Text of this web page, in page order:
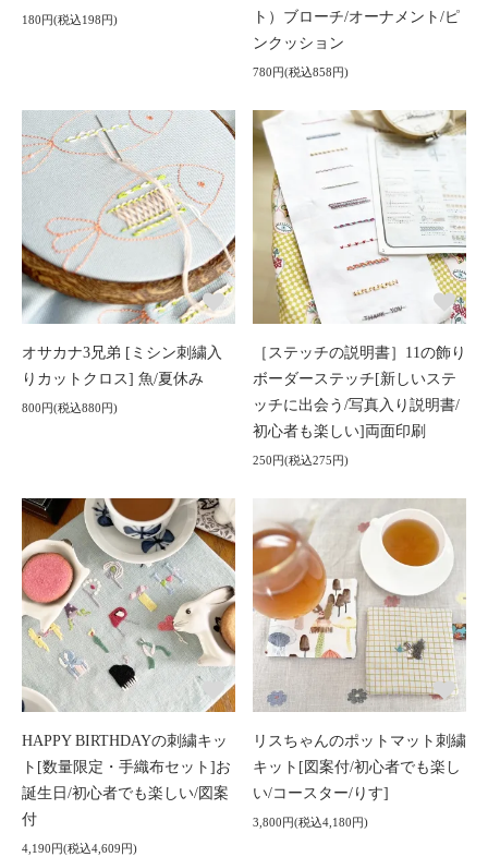
180円(税込198円)
ト）ブローチ/オーナメント/ピ
ンクッション
780円(税込858円)
オサカナ3兄弟 [ミシン刺繍入
りカットクロス] 魚/夏休み
800円(税込880円)
［ステッチの説明書］11の飾り
ボーダーステッチ[新しいステ
ッチに出会う/写真入り説明書/
初心者も楽しい]両面印刷
250円(税込275円)
HAPPY BIRTHDAYの刺繍キッ
ト[数量限定・手織布セット]お
誕生日/初心者でも楽しい/図案
付
4,190円(税込4,609円)
リスちゃんのポットマット刺繍
キット[図案付/初心者でも楽し
い/コースター/りす]
3,800円(税込4,180円)